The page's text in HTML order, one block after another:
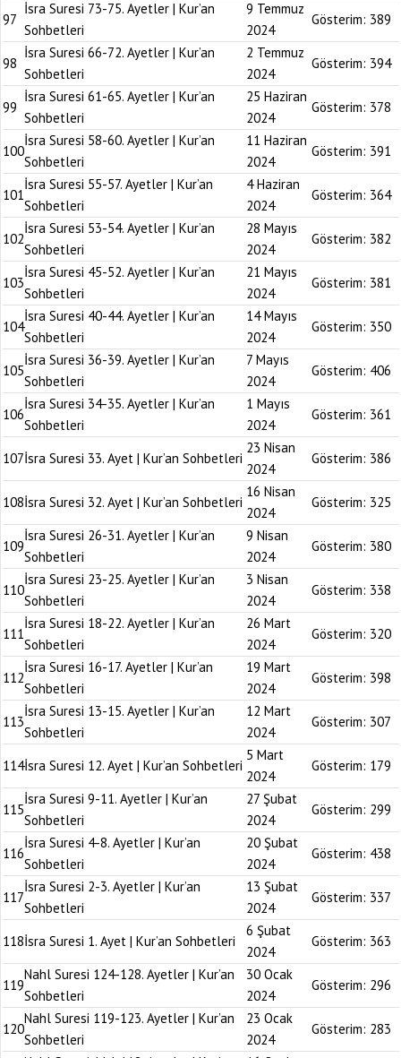
97
İsra Suresi 73-75. Ayetler | Kur’an
Sohbetleri
9 Temmuz
2024
Gösterim: 389
98
İsra Suresi 66-72. Ayetler | Kur’an
Sohbetleri
2 Temmuz
2024
Gösterim: 394
99
İsra Suresi 61-65. Ayetler | Kur’an
Sohbetleri
25 Haziran
2024
Gösterim: 378
100
İsra Suresi 58-60. Ayetler | Kur’an
Sohbetleri
11 Haziran
2024
Gösterim: 391
101
İsra Suresi 55-57. Ayetler | Kur’an
Sohbetleri
4 Haziran
2024
Gösterim: 364
102
İsra Suresi 53-54. Ayetler | Kur’an
Sohbetleri
28 Mayıs
2024
Gösterim: 382
103
İsra Suresi 45-52. Ayetler | Kur’an
Sohbetleri
21 Mayıs
2024
Gösterim: 381
104
İsra Suresi 40-44. Ayetler | Kur’an
Sohbetleri
14 Mayıs
2024
Gösterim: 350
105
İsra Suresi 36-39. Ayetler | Kur’an
Sohbetleri
7 Mayıs
2024
Gösterim: 406
106
İsra Suresi 34-35. Ayetler | Kur’an
Sohbetleri
1 Mayıs
2024
Gösterim: 361
107İsra Suresi 33. Ayet | Kur’an Sohbetleri
23 Nisan
2024
Gösterim: 386
108İsra Suresi 32. Ayet | Kur’an Sohbetleri
16 Nisan
2024
Gösterim: 325
109
İsra Suresi 26-31. Ayetler | Kur’an
Sohbetleri
9 Nisan
2024
Gösterim: 380
110
İsra Suresi 23-25. Ayetler | Kur’an
Sohbetleri
3 Nisan
2024
Gösterim: 338
111
İsra Suresi 18-22. Ayetler | Kur’an
Sohbetleri
26 Mart
2024
Gösterim: 320
112
İsra Suresi 16-17. Ayetler | Kur’an
Sohbetleri
19 Mart
2024
Gösterim: 398
113
İsra Suresi 13-15. Ayetler | Kur’an
Sohbetleri
12 Mart
2024
Gösterim: 307
114İsra Suresi 12. Ayet | Kur’an Sohbetleri
5 Mart
2024
Gösterim: 179
115
İsra Suresi 9-11. Ayetler | Kur’an
Sohbetleri
27 Şubat
2024
Gösterim: 299
116
İsra Suresi 4-8. Ayetler | Kur’an
Sohbetleri
20 Şubat
2024
Gösterim: 438
117
İsra Suresi 2-3. Ayetler | Kur’an
Sohbetleri
13 Şubat
2024
Gösterim: 337
118İsra Suresi 1. Ayet | Kur’an Sohbetleri
6 Şubat
2024
Gösterim: 363
119
Nahl Suresi 124-128. Ayetler | Kur’an
Sohbetleri
30 Ocak
2024
Gösterim: 296
120
Nahl Suresi 119-123. Ayetler | Kur’an
Sohbetleri
23 Ocak
2024
Gösterim: 283